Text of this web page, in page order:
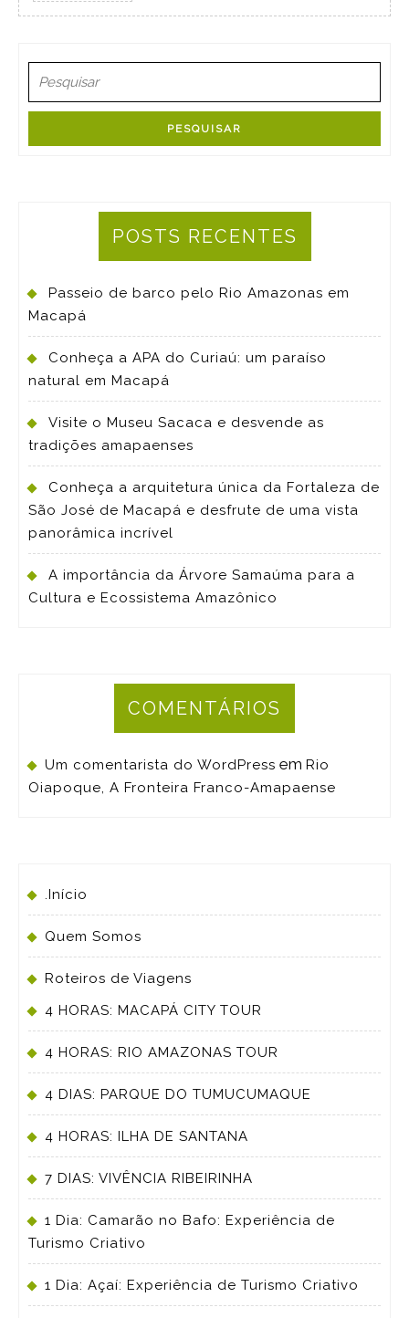
POSTS RECENTES
Passeio de barco pelo Rio Amazonas em
Macapá
Conheça a APA do Curiaú: um paraíso
natural em Macapá
Visite o Museu Sacaca e desvende as
tradições amapaenses
Conheça a arquitetura única da Fortaleza de
São José de Macapá e desfrute de uma vista
panorâmica incrível
A importância da Árvore Samaúma para a
Cultura e Ecossistema Amazônico
COMENTÁRIOS
Um comentarista do WordPress em Rio
Oiapoque, A Fronteira Franco-Amapaense
.Início
Quem Somos
Roteiros de Viagens
4 HORAS: MACAPÁ CITY TOUR
4 HORAS: RIO AMAZONAS TOUR
4 DIAS: PARQUE DO TUMUCUMAQUE
4 HORAS: ILHA DE SANTANA
7 DIAS: VIVÊNCIA RIBEIRINHA
1 Dia: Camarão no Bafo: Experiência de
Turismo Criativo
1 Dia: Açaí: Experiência de Turismo Criativo